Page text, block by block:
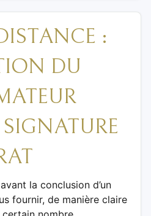
:
DU
la conclusion d’un
fournir, de manière claire